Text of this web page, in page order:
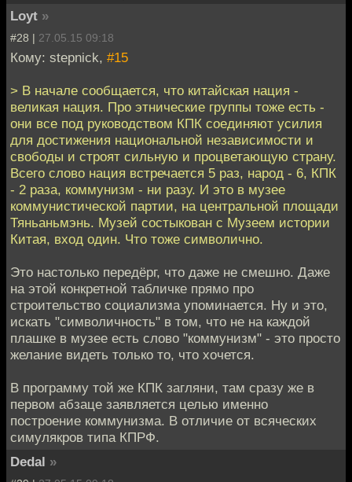
Loyt »
#28 | 27.05.15 09:18
Кому: stepnick, #15
> В начале сообщается, что китайская нация -
великая нация. Про этнические группы тоже есть -
они все под руководством КПК соединяют усилия
для достижения национальной независимости и
свободы и строят сильную и процветающую страну.
Всего слово нация встречается 5 раз, народ - 6, КПК
- 2 раза, коммунизм - ни разу. И это в музее
коммунистической партии, на центральной площади
Тяньаньмэнь. Музей состыкован с Музеем истории
Китая, вход один. Что тоже символично.
Это настолько передёрг, что даже не смешно. Даже
на этой конкретной табличке прямо про
строительство социализма упоминается. Ну и это,
искать "символичность" в том, что не на каждой
плашке в музее есть слово "коммунизм" - это просто
желание видеть только то, что хочется.
В программу той же КПК загляни, там сразу же в
первом абзаце заявляется целью именно
построение коммунизма. В отличие от всяческих
симулякров типа КПРФ.
Dedal »